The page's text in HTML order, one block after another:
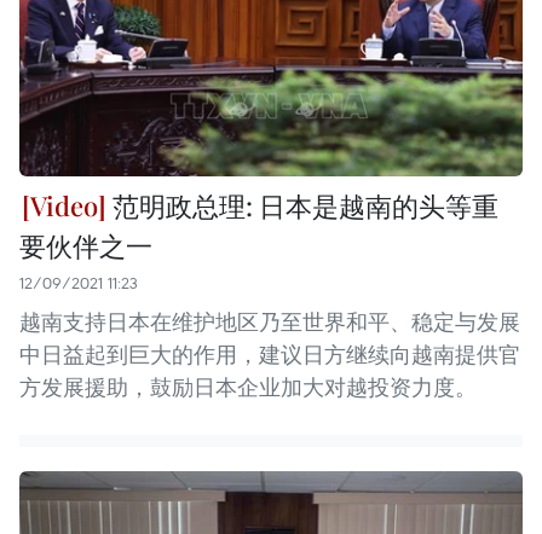
范明政总理: 日本是越南的头等重
要伙伴之一
12/09/2021 11:23
越南支持日本在维护地区乃至世界和平、稳定与发展
中日益起到巨大的作用，建议日方继续向越南提供官
方发展援助，鼓励日本企业加大对越投资力度。